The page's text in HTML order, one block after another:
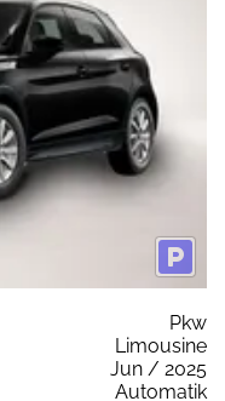
Pkw
Limousine
Jun / 2025
Automatik